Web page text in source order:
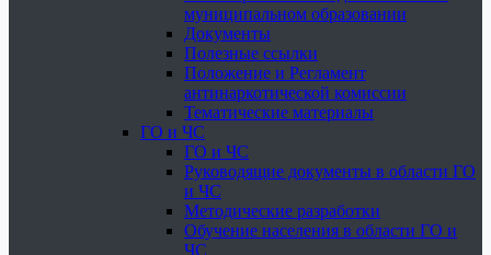
муниципальном образовании
Документы
Полезные ссылки
Положение и Регламент
антинаркотической комиссии
Тематические материалы
ГО и ЧС
ГО и ЧС
Руководящие документы в области ГО
и ЧС
Методические разработки
Обучение населения в области ГО и
ЧС